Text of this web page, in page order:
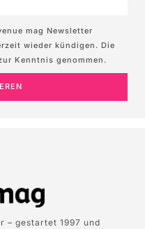
mag Newsletter
wieder kündigen. Die
Kenntnis genommen.
– gestartet 1997 und